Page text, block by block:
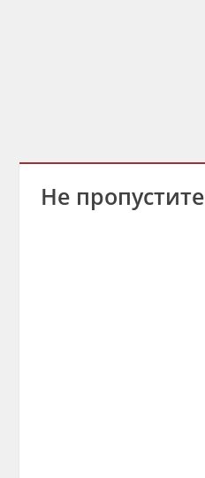
Не пропустите